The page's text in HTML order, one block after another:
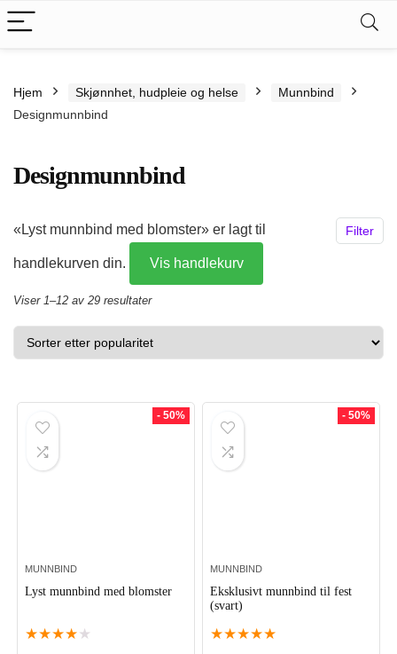
Hjem
Skjønnhet, hudpleie og helse
Munnbind
Designmunnbind
Designmunnbind
Filter
«Lyst munnbind med blomster» er lagt til
handlekurven din. Vis handlekurv
Viser 1–12 av 29 resultaterSortert
etter
propularitet
- 50%
MUNNBIND
Lyst munnbind med blomster
★★★★ ★
- 50%
MUNNBIND
Eksklusivt munnbind til fest
(svart)
★★★★★